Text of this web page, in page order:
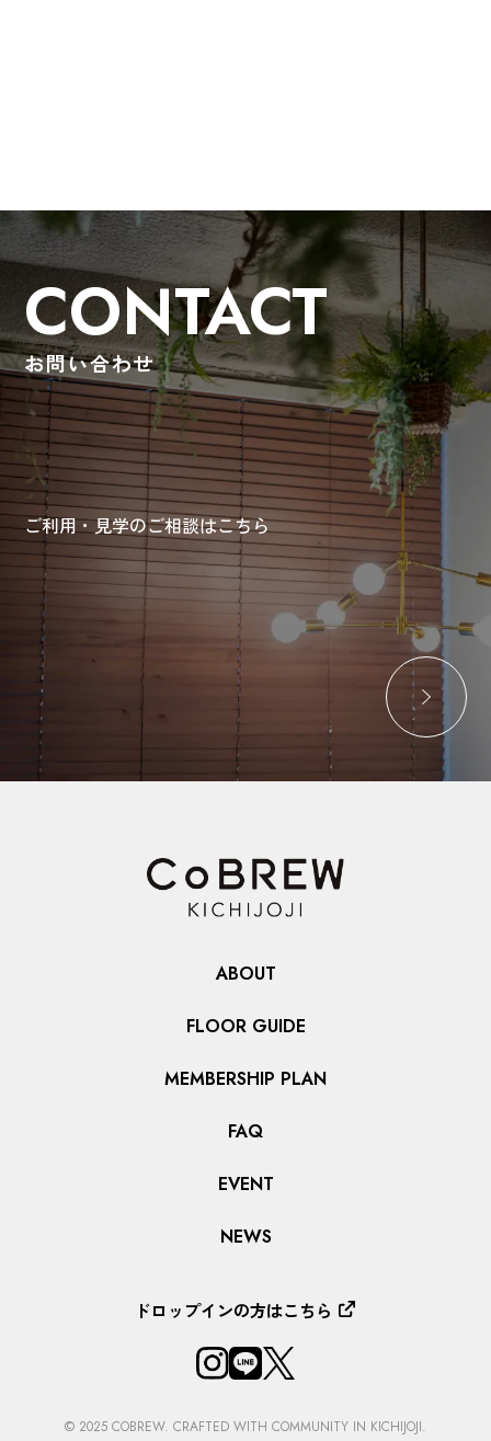
CONTACT
お問い合わせ
ご利用・見学のご相談はこちら
ABOUT
FLOOR GUIDE
MEMBERSHIP PLAN
FAQ
EVENT
NEWS
ドロップインの方はこちら
© 2025 COBREW. CRAFTED WITH COMMUNITY IN KICHIJOJI.